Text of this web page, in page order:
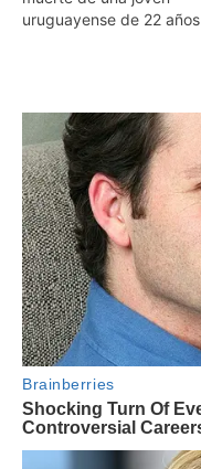
uruguayense de 22 años